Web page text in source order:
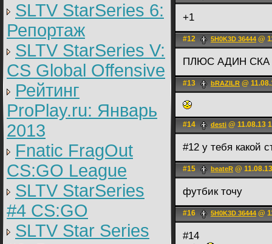
SLTV StarSeries 6:
Репортаж
SLTV StarSeries V:
CS Global Offensive
Рейтинг
ProPlay.ru: Январь
2013
Fnatic FragOut
CS:GO League
SLTV StarSeries
#4 CS:GO
SLTV Star Series
+1
#12 5H0K3D 36444 @
ПЛЮС АДИН СКА
#13 bRAZILR @
#14 desti @ 11.08.13
#12 у тебя какой
#15 beateR @
футбик точу
#16 5H0K3D 36444 @
#14